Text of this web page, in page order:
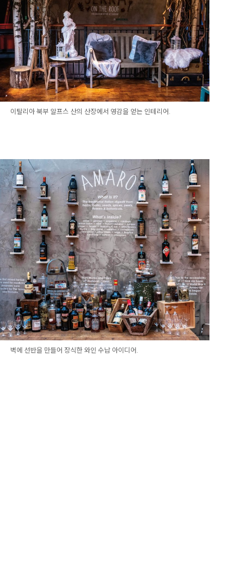
이탈리아 북부 알프스 산의 산장에서 영감을 얻는 인테리어.
벽에 선반을 만들어 장식한 와인 수납 아이디어.